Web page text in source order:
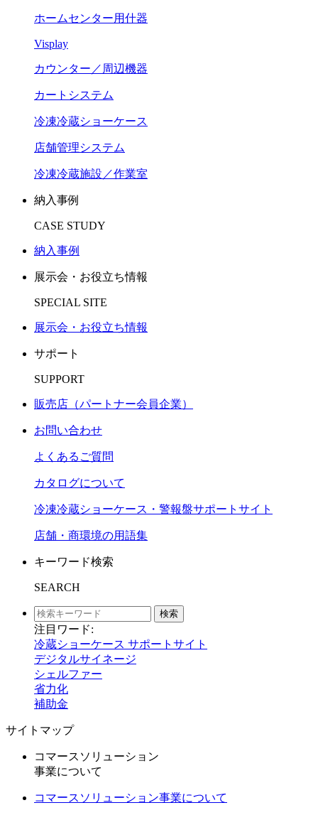
ホームセンター用什器
Visplay
カウンター／周辺機器
カートシステム
冷凍冷蔵ショーケース
店舗管理システム
冷凍冷蔵施設／作業室
納入事例
CASE STUDY
納入事例
展示会・お役立ち情報
SPECIAL SITE
展示会・お役立ち情報
サポート
SUPPORT
販売店（パートナー会員企業）
お問い合わせ
よくあるご質問
カタログについて
冷凍冷蔵ショーケース・警報盤サポートサイト
店舗・商環境の用語集
キーワード検索
SEARCH
検索
注目ワード:
冷蔵ショーケース サポートサイト
デジタルサイネージ
シェルファー
省力化
補助金
サイトマップ
コマースソリューション
事業について
コマースソリューション事業について